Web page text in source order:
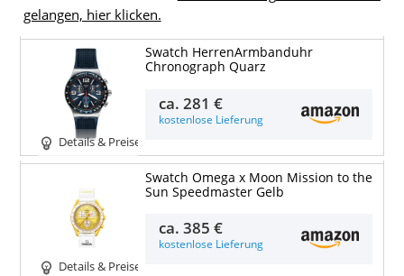
gelangen, hier klicken.
Details & Preise
Swatch HerrenArmbanduhr
Chronograph Quarz
ca.281 €
kostenlose Lieferung
Details & Preise
Swatch Omega x Moon Mission to the
Sun Speedmaster Gelb
ca.385 €
kostenlose Lieferung